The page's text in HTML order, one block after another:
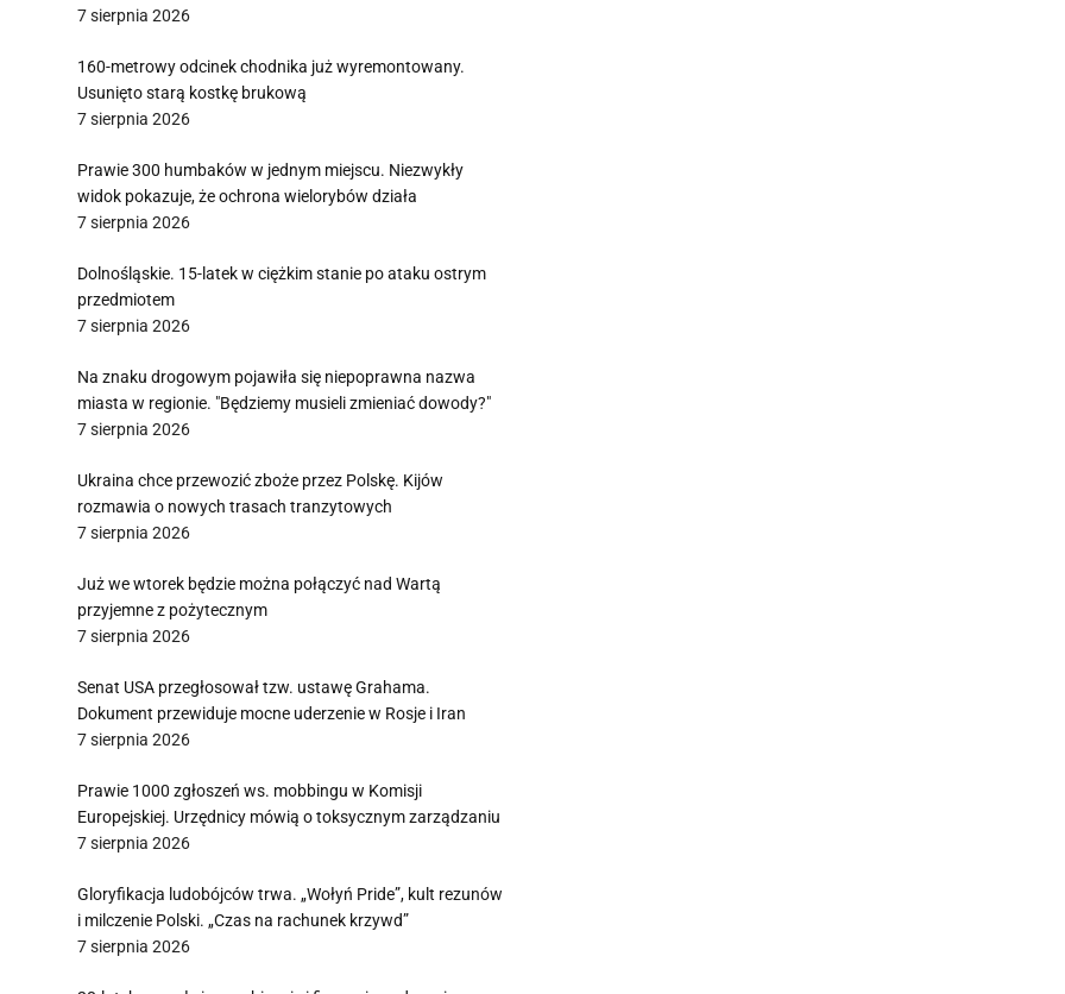
7 sierpnia 2026
160-metrowy odcinek chodnika już wyremontowany.
Usunięto starą kostkę brukową
7 sierpnia 2026
Prawie 300 humbaków w jednym miejscu. Niezwykły
widok pokazuje, że ochrona wielorybów działa
7 sierpnia 2026
Dolnośląskie. 15-latek w ciężkim stanie po ataku ostrym
przedmiotem
7 sierpnia 2026
Na znaku drogowym pojawiła się niepoprawna nazwa
miasta w regionie. "Będziemy musieli zmieniać dowody?"
7 sierpnia 2026
Ukraina chce przewozić zboże przez Polskę. Kijów
rozmawia o nowych trasach tranzytowych
7 sierpnia 2026
Już we wtorek będzie można połączyć nad Wartą
przyjemne z pożytecznym
7 sierpnia 2026
Senat USA przegłosował tzw. ustawę Grahama.
Dokument przewiduje mocne uderzenie w Rosje i Iran
7 sierpnia 2026
Prawie 1000 zgłoszeń ws. mobbingu w Komisji
Europejskiej. Urzędnicy mówią o toksycznym zarządzaniu
7 sierpnia 2026
Gloryfikacja ludobójców trwa. „Wołyń Pride”, kult rezunów
i milczenie Polski. „Czas na rachunek krzywd”
7 sierpnia 2026